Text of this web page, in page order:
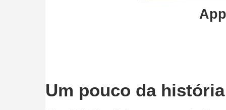
Um pouco da